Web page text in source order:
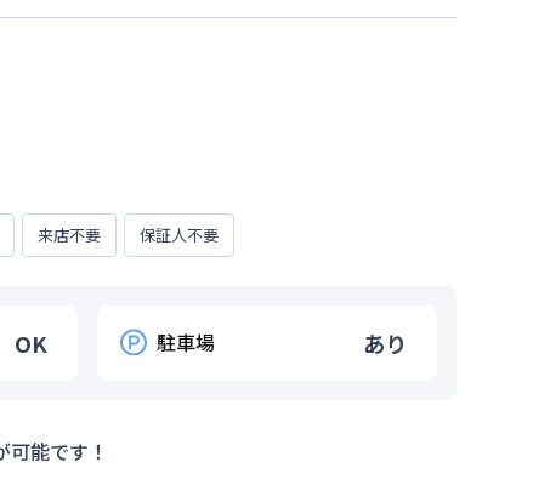
来店不要 保証人不要
OK 駐車場 あり
能です！